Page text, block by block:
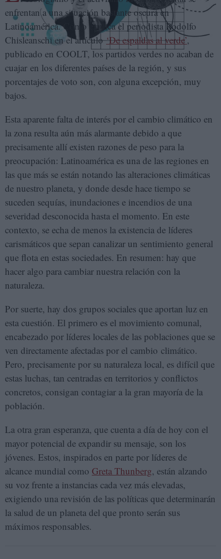
enfrentan a una situación bastante oscura en
Latinoamérica. Como explica el periodista Rodolfo
Chisleanschi en el artículo‘De espaldas al verde’,
publicado en COOLT, los partidos verdes no acaban de
cuajar en los diferentes países de la región, y sus
porcentajes de voto son, con alguna excepción, muy
bajos.
Esta aparente falta de interés por el cambio climático en
la zona resulta aún más alarmante debido a que
precisamente allí existen razones de peso para la
preocupación: Latinoamérica es una de las regiones en
las que más se están notando las alteraciones climáticas
de nuestro planeta, y donde desde hace tiempo se
suceden sequías, inundaciones e incendios de una
severidad desconocida hasta el momento. En este
contexto, se echa de menos la existencia de líderes
carismáticos que sepan canalizar un sentimiento general
que flota en estas sociedades. En resumen: hay que
hacer algo para cambiar nuestra relación con la
naturaleza.
Por suerte, hay dos grupos sociales que aportan luz en
esta cuestión. El primero es el movimiento comunal,
encabezado por líderes locales de las poblaciones que se
ven directamente afectadas por el cambio climático.
Pero, precisamente por su naturaleza local, es difícil que
estas luchas, tan centradas en territorios y conflictos
concretos, consigan contagiar a la gran mayoría de la
población.
La otra gran esperanza, que cuenta a día de hoy con el
mayor potencial de expandir su mensaje, son los
jóvenes. Estos, inspirados en parte por líderes de
alcance mundial como Greta Thunberg, están alzando
su voz frente a instancias cada vez más elevadas,
exigiendo una revisión de las políticas que determinarán
la salud de un planeta del que pronto serán sus
máximos responsables.